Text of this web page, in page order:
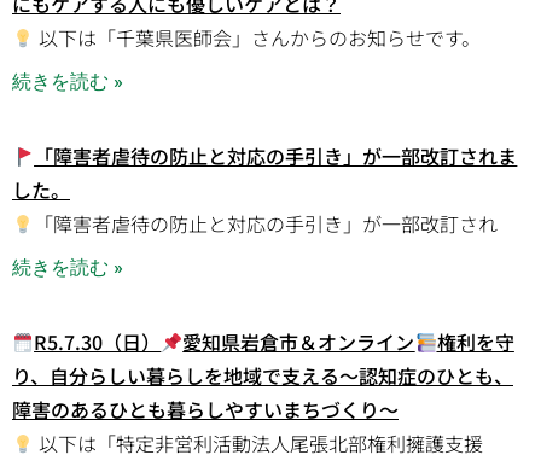
以下は「千葉県医師会」さんからのお知らせです。
続きを読む »
「障害者虐待の防止と対応の手引き」が一部改訂されま
した。
「障害者虐待の防止と対応の手引き」が一部改訂され
続きを読む »
R5.7.30（日） 愛知県岩倉市＆オンライン
権利を守
り、自分らしい暮らしを地域で支える～認知症のひとも、
障害のあるひとも暮らしやすいまちづくり～
以下は「特定非営利活動法人尾張北部権利擁護支援